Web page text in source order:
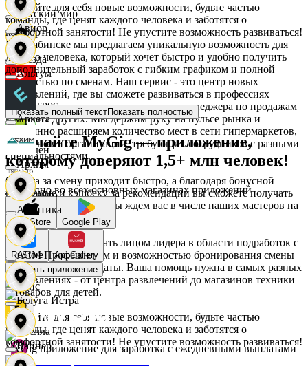
Детский мир
Звезда
Зельгрос
Зенден
Инканто
Интер С
Вайс
Ителла
Авиор
Альтум
Аркета
Архим
Асептика
АСМ Профешнл
Белуга Истра
Вайнер
Откройте для себя новые возможности, будьте частью
команды, где ценят каждого человека и заботятся о
комфортной занятости! Не упустите возможность развиваться!
В Челябинске мы предлагаем уникальную возможность для
любого человека, который хочет быстро и удобно получить
дополнительный заработок с гибким графиком и полной
занятостью по сменам. Наш сервис - это центр новых
направлений, где вы сможете развиваться в профессиях
курьера, водителя, продавца, пекаря, менеджера по продажам
и многих других. Мы держим руку на пульсе рынка и
постоянно расширяем количество мест в сети гипермаркетов,
магазинов и организаций, требующих сотрудников с разными
специальностями.
Оплата за смену приходит быстро, а благодаря бонусной
программе и кэшбеку за рекомендации вы сможете получать
еще больше выгоды. Мы ждем вас в числе наших мастеров на
рабочем месте.
Не упустите шанс стать лицом лидера в области подработок с
плавающим графиком и возможностью бронирования смены
на удобные для вас даты. Ваша помощь нужна в самых разных
направлениях - от центра развлечений до магазинов техники
и товаров для детей.
Откройте для себя новые возможности, будьте частью
команды, где ценят каждого человека и заботятся о
комфортной занятости! Не упустите возможность развиваться!
Показать полный текстПоказать полностью
Скачайте MyGig — приложение,
которому доверяют 1,5+ млн человек!
Доступно во всех основных магазинах приложений
App Store Google Play
RuStore
AppGallery
Скачать приложение
MyGig приложение для заработка с ежедневными выплатами